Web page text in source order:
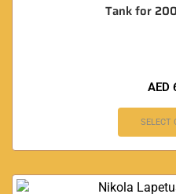
Tank for
AED
SELECT